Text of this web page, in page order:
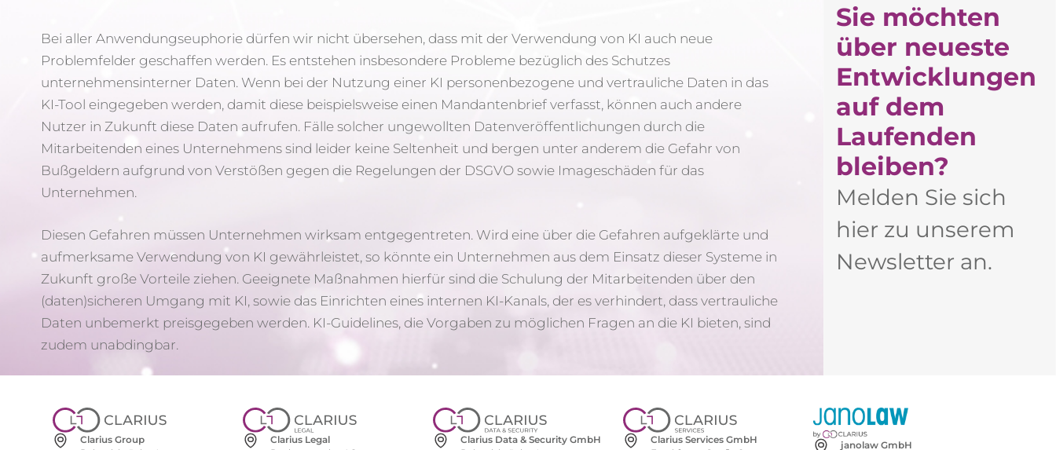
Bei aller Anwendungseuphorie dürfen wir nicht übersehen, dass mit der Verwendung von KI auch neue
Problemfelder geschaffen werden. Es entstehen insbesondere Probleme bezüglich des Schutzes
unternehmensinterner Daten. Wenn bei der Nutzung einer KI personenbezogene und vertrauliche Daten in das
KI-Tool eingegeben werden, damit diese beispielsweise einen Mandantenbrief verfasst, können auch andere
Nutzer in Zukunft diese Daten aufrufen. Fälle solcher ungewollten Datenveröffentlichungen durch die
Mitarbeitenden eines Unternehmens sind leider keine Seltenheit und bergen unter anderem die Gefahr von
Bußgeldern aufgrund von Verstößen gegen die Regelungen der DSGVO sowie Imageschäden für das
Unternehmen.
Diesen Gefahren müssen Unternehmen wirksam entgegentreten. Wird eine über die Gefahren aufgeklärte und
aufmerksame Verwendung von KI gewährleistet, so könnte ein Unternehmen aus dem Einsatz dieser Systeme in
Zukunft große Vorteile ziehen. Geeignete Maßnahmen hierfür sind die Schulung der Mitarbeitenden über den
(daten)sicheren Umgang mit KI, sowie das Einrichten eines internen KI-Kanals, der es verhindert, dass vertrauliche
Daten unbemerkt preisgegeben werden. KI-Guidelines, die Vorgaben zu möglichen Fragen an die KI bieten, sind
zudem unabdingbar.
Sie möchten
über neueste
Entwicklungen
auf dem
Laufenden
bleiben?​
Melden Sie sich
hier zu unserem
Newsletter an.
Clarius Group
Clarius Legal
Clarius Data & Security GmbH
Clarius Services GmbH
janolaw GmbH